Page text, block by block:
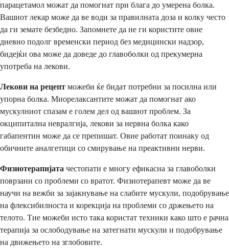
парацетамол можат да помогнат при блага до умерена болка.
Вашиот лекар може да ве води за правилната доза и колку често
да ги земате безбедно. Запомнете да не ги користите овие
дневно подолг временски период без медицински надзор,
бидејќи ова може да доведе до главоболки од прекумерна
употреба на лекови.
Лекови на рецепт можеби ќе бидат потребни за посилна или
упорна болка. Миорелаксантите можат да помогнат ако
мускулниот спазам е голем дел од вашиот проблем. За
окципитална невралгија, лекови за нервна болка како
габапентин може да се препишат. Овие работат поинаку од
обичните аналгетици со смирување на преактивни нерви.
Физиотерапијата честопати е многу ефикасна за главоболки
поврзани со проблеми со вратот. Физиотерапевт може да ве
научи на вежби за зајакнување на слабите мускули, подобрување
на флексибилноста и корекција на проблеми со држењето на
телото. Тие можеби исто така користат техники како што е рачна
терапија за ослободување на затегнати мускули и подобрување
на движењето на зглобовите.